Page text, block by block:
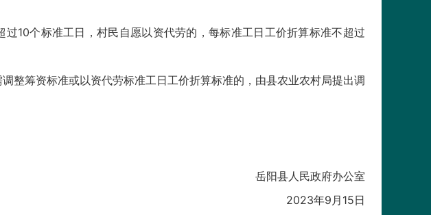
个标准工日，村民自愿以资代劳的，每标准工日工价折算标准不超过
筹资标准或以资代劳标准工日工价折算标准的，由县农业农村局提出调
岳阳县人民政府办公室
2023年9月15日